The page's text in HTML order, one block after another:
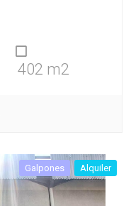
402 m2
Galpones Alquiler